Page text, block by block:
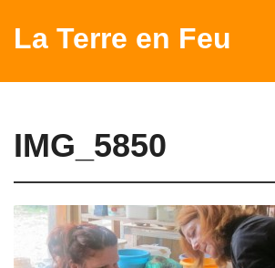
La Terre en Feu
IMG_5850